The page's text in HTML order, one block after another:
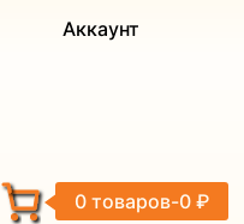
Аккаунт
0 товаров 0 ₽